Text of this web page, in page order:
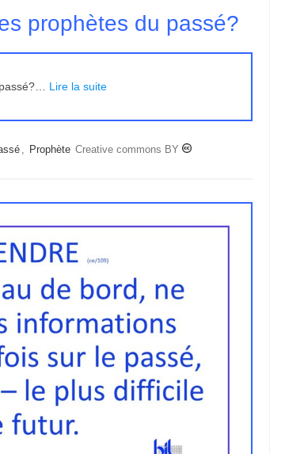
prophètes du passé?
Lire la suite
, Prophète Creative commons BY